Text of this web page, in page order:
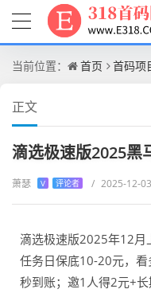
当前位置： 首页 首码项
正文
滴选极速版2025黑
萧瑟 V 评论者 / 2025-12-
滴选极速版2025年12月
任务日保底10-20元，
秒到账；邀1人得2元+